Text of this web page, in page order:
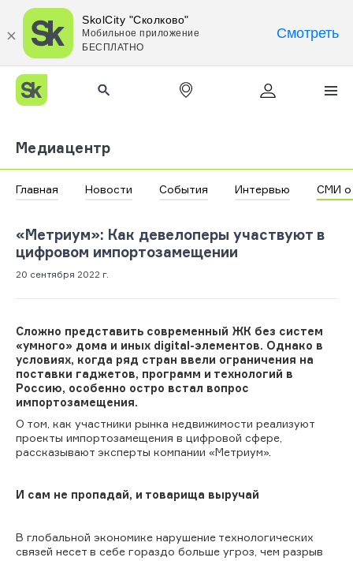
SkolCity "Сколково"
Мобильное приложение
БЕСПЛАТНО
Смотреть
Медиацентр
Главная Новости События Интервью СМИ о
«Метриум»: Как девелоперы участвуют в
цифровом импортозамещении
20 сентября 2022 г.
Сложно представить современный ЖК без систем
«умного» дома и иных digital-элементов. Однако в
условиях, когда ряд стран ввели ограничения на
поставки гаджетов, программ и технологий в
Россию, особенно остро встал вопрос
импортозамещения.
О том, как участники рынка недвижимости реализуют
проекты импортозамещения в цифровой сфере,
рассказывают эксперты компании «Метриум».
И сам не пропадай, и товарища выручай
В глобальной экономике нарушение технологических
связей несет в себе гораздо больше угроз, чем разрыв